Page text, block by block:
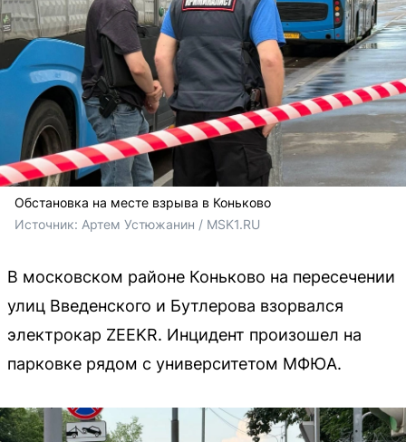
Обстановка на месте взрыва в Коньково
Источник: Артем Устюжанин / MSK1.RU
В московском районе Коньково на пересечении
улиц Введенского и Бутлерова взорвался
электрокар ZEEKR. Инцидент произошел на
парковке рядом с университетом МФЮА.